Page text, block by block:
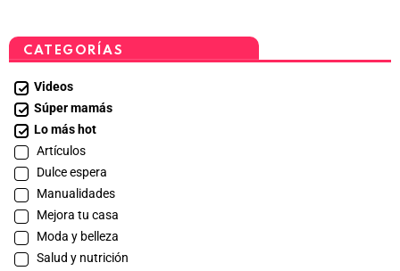
CATEGORÍAS
Videos
Súper mamás
Lo más hot
Artículos
Dulce espera
Manualidades
Mejora tu casa
Moda y belleza
Salud y nutrición